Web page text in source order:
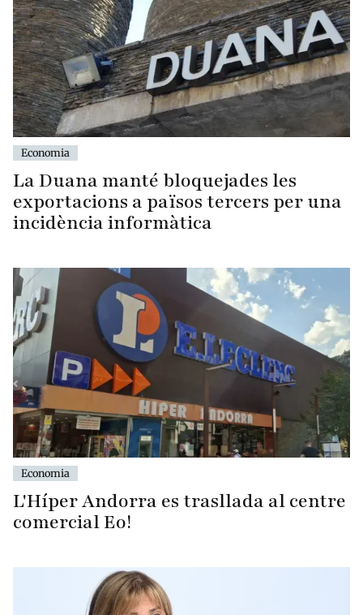
Economia
La Duana manté bloquejades les
exportacions a països tercers per una
incidència informàtica
Economia
L'Híper Andorra es trasllada al centre
comercial Eo!